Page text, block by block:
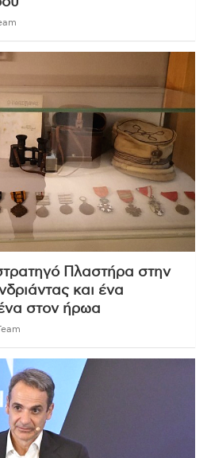
Πλαστήρα στην
και ένα
στον ήρωα